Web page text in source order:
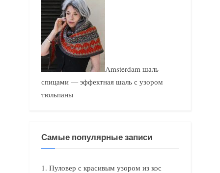
Amsterdam шаль
спицами — эффектная шаль с узором
тюльпаны
Самые популярные записи
Пуловер с красивым узором из кос